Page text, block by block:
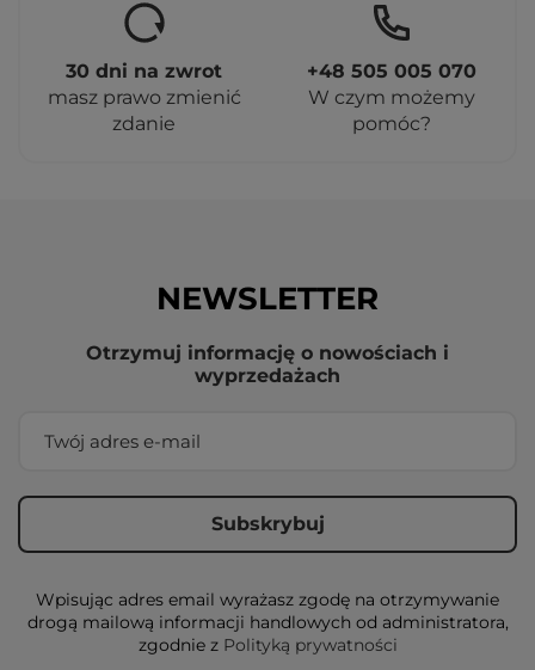
30 dni na zwrot
masz prawo zmienić
zdanie
+48 505 005 070
W czym możemy
pomóc?
NEWSLETTER
Otrzymuj informację o nowościach i
wyprzedażach
Wpisując adres email wyrażasz zgodę na otrzymywanie
drogą mailową informacji handlowych od administratora,
zgodnie z Polityką prywatności